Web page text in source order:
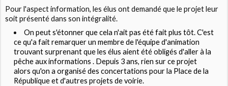
Pour l'aspect information, les élus ont demandé que le projet leur
soit présenté dans son intégralité.
On peut s'étonner que cela n'ait pas été fait plus tôt. C'est
ce qu'a fait remarquer un membre de l'équipe d'animation
trouvant surprenant que les élus aient été obligés d'aller à la
pêche aux informations . Depuis 3 ans, rien sur ce projet
alors qu'on a organisé des concertations pour la Place de la
République et d'autres projets de voirie.